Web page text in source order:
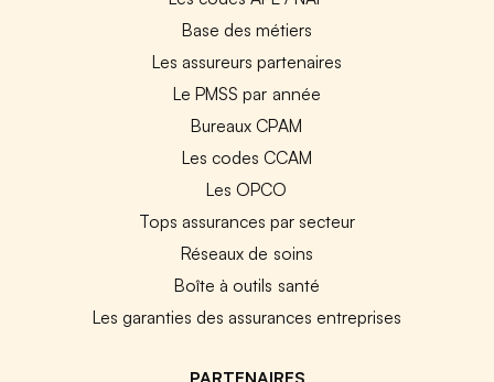
Base des métiers
Les assureurs partenaires
Le PMSS par année
Bureaux CPAM
Les codes CCAM
Les OPCO
Tops assurances par secteur
Réseaux de soins
Boîte à outils santé
Les garanties des assurances entreprises
PARTENAIRES